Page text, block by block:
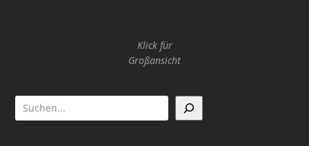
Klick für
Großansicht